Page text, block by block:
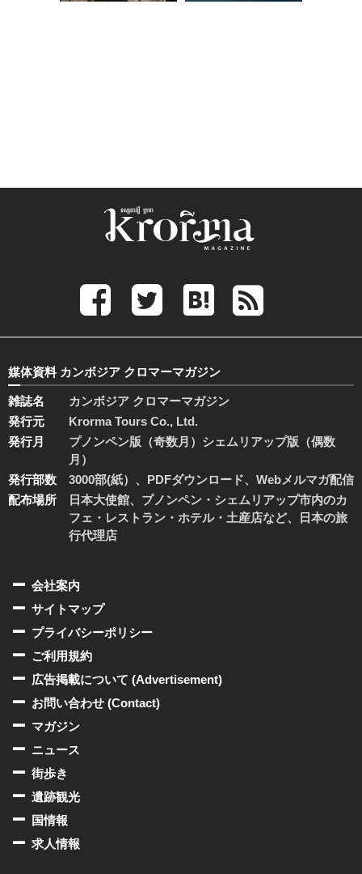
媒体資料 カンボジア クロマーマガジン
雑誌名
カンボジア クロマーマガジン
発行元
Krorma Tours Co., Ltd.
発行月
プノンペン版（奇数月）シェムリアップ版（偶数
月）
発行部数
3000部(紙）、PDFダウンロード、Webメルマガ配信
配布場所
日本大使館、プノンペン・シェムリアップ市内のカ
フェ・レストラン・ホテル・土産店など、日本の旅
行代理店
会社案内
サイトマップ
プライバシーポリシー
ご利用規約
広告掲載について (Advertisement)
お問い合わせ (Contact)
マガジン
ニュース
街歩き
遺跡観光
国情報
求人情報